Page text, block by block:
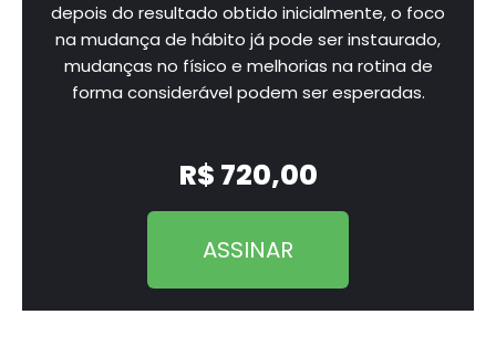
depois do resultado obtido inicialmente, o foco
na mudança de hábito já pode ser instaurado,
mudanças no físico e melhorias na rotina de
forma considerável podem ser esperadas.
R$ 720,00
ASSINAR